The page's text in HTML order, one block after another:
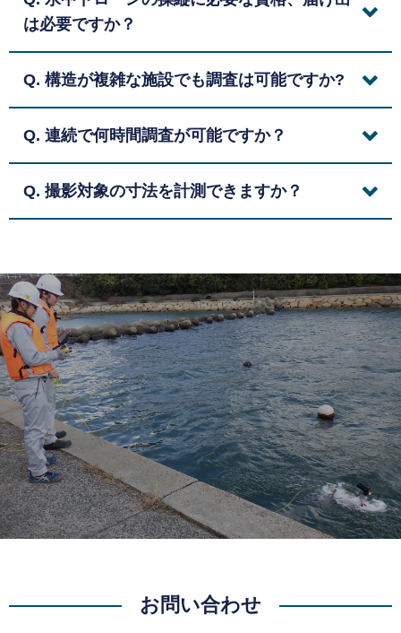
は必要ですか？
Q. 構造が複雑な施設でも調査は可能ですか?
Q. 連続で何時間調査が可能ですか？
Q. 撮影対象の寸法を計測できますか？
お問い合わせ